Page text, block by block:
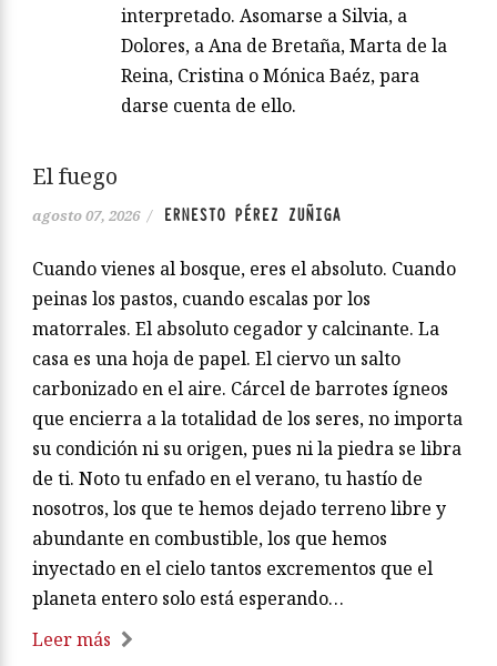
interpretado. Asomarse a Silvia, a
Dolores, a Ana de Bretaña, Marta de la
Reina, Cristina o Mónica Baéz, para
darse cuenta de ello.
El fuego
agosto 07, 2026 / ERNESTO PÉREZ ZUÑIGA
Cuando vienes al bosque, eres el absoluto. Cuando
peinas los pastos, cuando escalas por los
matorrales. El absoluto cegador y calcinante. La
casa es una hoja de papel. El ciervo un salto
carbonizado en el aire. Cárcel de barrotes ígneos
que encierra a la totalidad de los seres, no importa
su condición ni su origen, pues ni la piedra se libra
de ti. Noto tu enfado en el verano, tu hastío de
nosotros, los que te hemos dejado terreno libre y
abundante en combustible, los que hemos
inyectado en el cielo tantos excrementos que el
planeta entero solo está esperando…
Leer más